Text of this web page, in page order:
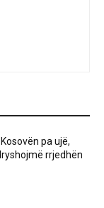
pa ujë,
rrjedhën